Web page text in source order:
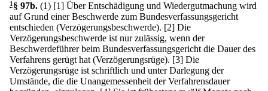
1 § 97b. (1) [1] Über Entschädigung und Wiedergutmachung wird
auf Grund einer Beschwerde zum Bundesverfassungsgericht
entschieden (Verzögerungsbeschwerde). [2] Die
Verzögerungsbeschwerde ist nur zulässig, wenn der
Beschwerdeführer beim Bundesverfassungsgericht die Dauer des
Verfahrens gerügt hat (Verzögerungsrüge). [3] Die
Verzögerungsrüge ist schriftlich und unter Darlegung der
Umstände, die die Unangemessenheit der Verfahrensdauer